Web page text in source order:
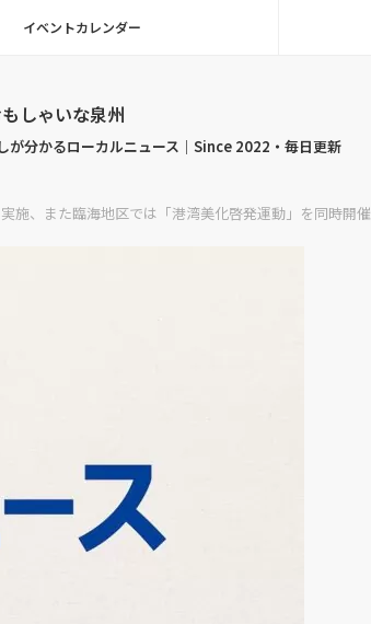
イベントカレンダー
しゃいな泉州
が分かるローカルニュース｜Since 2022・毎日更新
施、また臨海地区では「港湾美化啓発運動」を同時開催